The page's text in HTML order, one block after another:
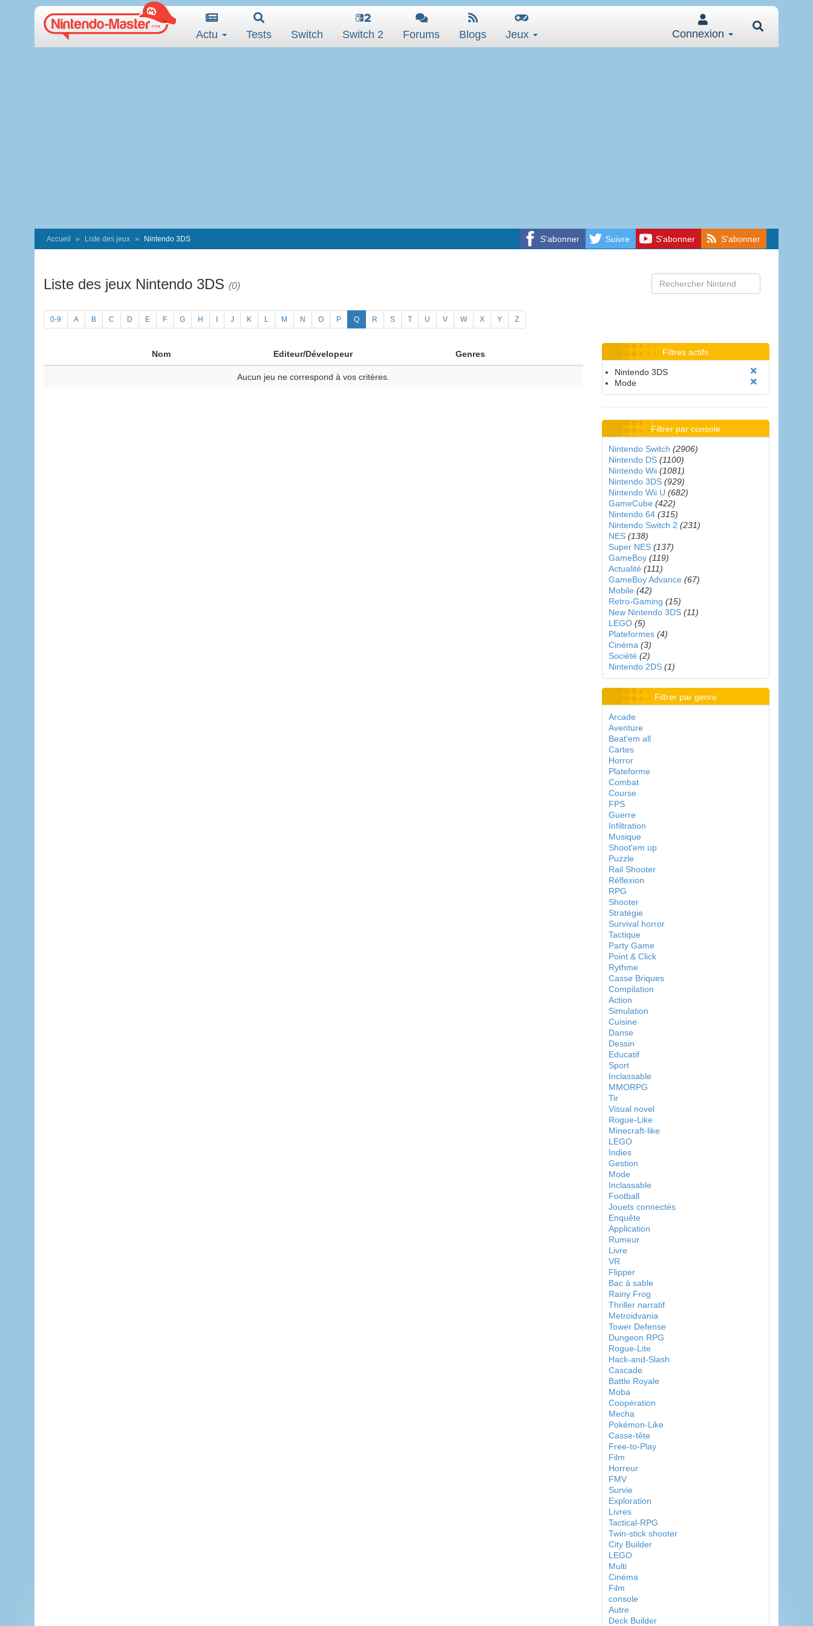
Actu Tests Switch Switch 2 Forums Blogs Jeux Connexion
S'abonner Suivre S'abonner S'abonner
Accueil Liste des jeux Nintendo 3DS
Liste des jeux Nintendo 3DS (0)
0-9 A B C D E F G H J K L M N O P Q R S T U V W X Y Z
Nom Editeur/Dévelopeur Genres
Aucun jeu ne correspond à vos critères.
Filtres actifs
Nintendo 3DS
Mode
Filtrer par console
Nintendo Switch (2906)
Nintendo DS (1100)
Nintendo Wii (1081)
Nintendo 3DS (929)
Nintendo Wii U (682)
GameCube (422)
Nintendo 64 (315)
Nintendo Switch 2 (231)
NES (138)
Super NES (137)
GameBoy (119)
Actualité (111)
GameBoy Advance (67)
Mobile (42)
Retro-Gaming (15)
New Nintendo 3DS (11)
LEGO (5)
Plateformes (4)
Cinéma (3)
Société (2)
Nintendo 2DS (1)
Filtrer par genre
Arcade
Aventure
Beat'em all
Cartes
Horror
Plateforme
Combat
Course
FPS
Guerre
Infiltration
Musique
Shoot'em up
Puzzle
Rail Shooter
Réflexion
RPG
Shooter
Stratégie
Survival horror
Tactique
Party Game
Point & Click
Rythme
Casse Briques
Compilation
Action
Simulation
Cuisine
Danse
Dessin
Educatif
Sport
Inclassable
MMORPG
Tir
Visual novel
Rogue-Like
Minecraft-like
LEGO
Indies
Gestion
Mode
Inclassable
Football
Jouets connectés
Enquête
Application
Rumeur
Livre
VR
Flipper
Bac à sable
Rainy Frog
Thriller narratif
Metroidvania
Tower Defense
Dungeon RPG
Rogue-Lite
Hack-and-Slash
Cascade
Battle Royale
Moba
Coopération
Mecha
Pokémon-Like
Casse-tête
Free-to-Play
Film
Horreur
FMV
Survie
Exploration
Livres
Tactical-RPG
Twin-stick shooter
City Builder
LEGO
Multi
Cinéma
Film
console
Autre
Deck Builder